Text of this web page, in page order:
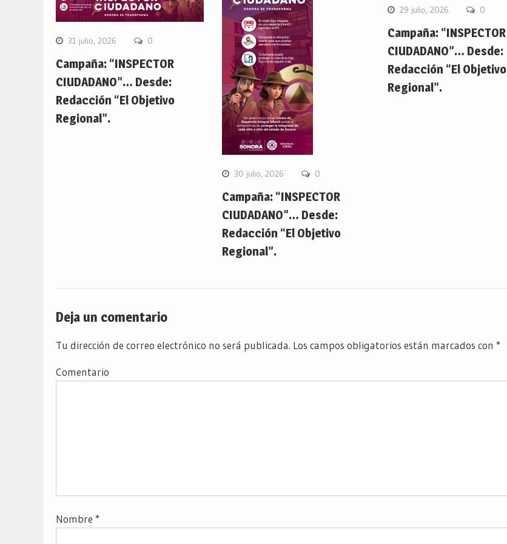
31 julio, 2026 0
Campaña: “INSPECTOR
CIUDADANO”… Desde:
Redacción “El Objetivo
Regional”.
30 julio, 2026 0
Campaña: “INSPECTOR
CIUDADANO”… Desde:
Redacción “El Objetivo
Regional”.
29 julio, 2026 0
Campaña: “INSPECTOR
CIUDADANO”… Desde:
Redacción “El Objetivo
Regional”.
Deja un comentario
Tu dirección de correo electrónico no será publicada. Los campos obligatorios están marcados con *
Comentario
Nombre *